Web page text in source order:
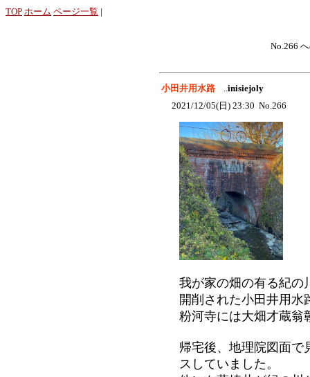
TOP ホーム ページ一覧 |
No.266
小田井用水路 ..inisiejoly
2021/12/05(日) 23:30 No.266
我が家の畑の有る紀の
開削された小田井用水
粉河寺には大畑才蔵翁
帰宅後、地理院図面で
スしていました。